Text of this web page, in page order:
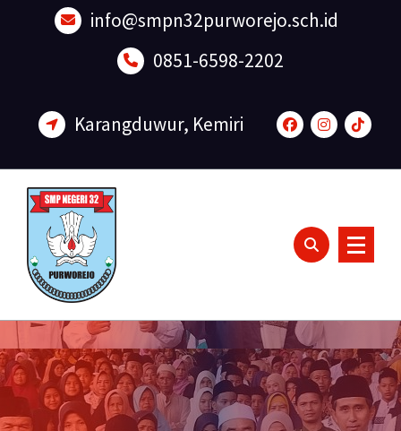
info@smpn32purworejo.sch.id
0851-6598-2202
Karangduwur, Kemiri